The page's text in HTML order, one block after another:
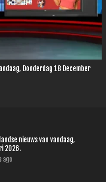
Donderdag 18 December
nieuws van vandaag,
2026.
ago